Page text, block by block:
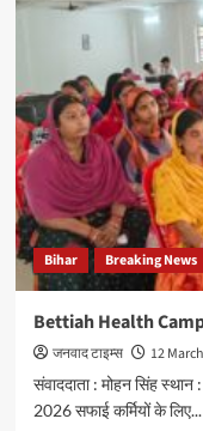
News:
साथ
मानवता
की
मिसाल
,
क्रिकेट
कप
व
रक्तदान
Bihar Breaking News
Bettiah Health Camp:
जनवाद टाइम्स
12
संवाददाता : मोहन सिंह स्थान
2026 सफाई कर्मियों के लिए...